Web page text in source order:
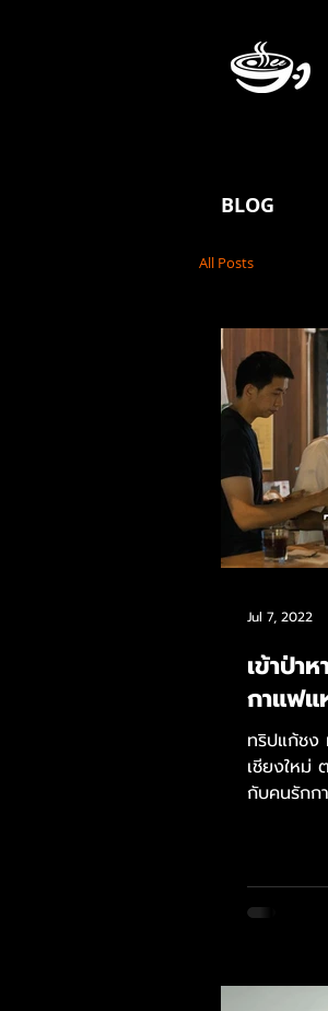
BLOG
All Posts
เข้าป่า
กาแฟแ
ทริปแก้ชง
เชียงใหม่
กับคนรักก
Jul 7, 2022